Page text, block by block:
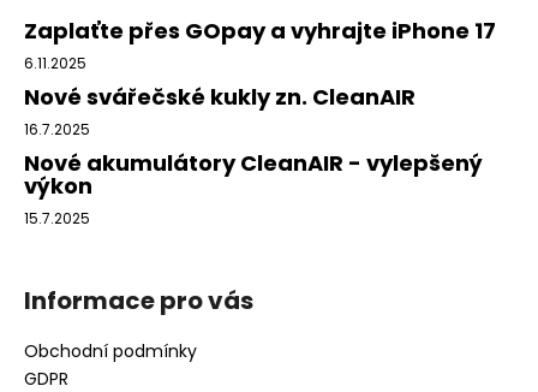
Zaplaťte přes GOpay a vyhrajte iPhone 17
6.11.2025
Nové svářečské kukly zn. CleanAIR
16.7.2025
Nové akumulátory CleanAIR - vylepšený
výkon
15.7.2025
Informace pro vás
Obchodní podmínky
GDPR